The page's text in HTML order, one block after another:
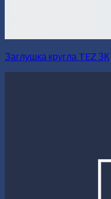
Заглушка кругла TEZ ЗК